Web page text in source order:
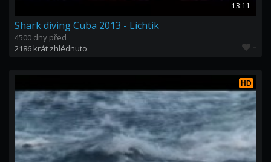
13:11
Shark diving Cuba 2013 - Lichtik
4500 dny před
2186 krát zhlédnuto
-
HD